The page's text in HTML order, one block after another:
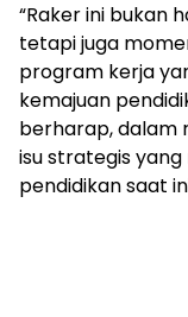
“Raker ini bukan
tetapi juga
program kerja
kemajuan
berharap, dalam
isu strategis
pendidikan saat